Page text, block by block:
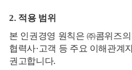
2. 적용 범위
본 인권경영 원칙은 ㈜콤위즈
협력사·고객 등 주요 이해관계
권고합니다.